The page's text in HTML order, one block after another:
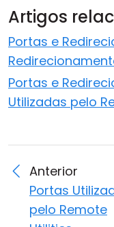
Artigos
Portas e
Portas e
Utilizadas pelo
Anterior
Portas
pelo Remote